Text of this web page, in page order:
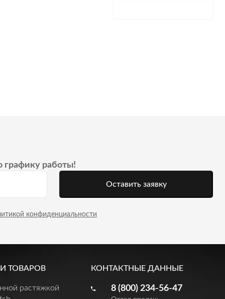
графику работы!
Оставить заявку
конфиденциальности
ТОВАРОВ
растяжкой
КОНТАКТНЫЕ ДАННЫЕ
8 (800) 234-56-47